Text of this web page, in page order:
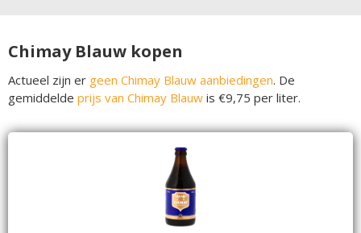
Chimay Blauw kopen
Actueel zijn er geen Chimay Blauw aanbiedingen. De
gemiddelde prijs van Chimay Blauw is €9,75 per liter.